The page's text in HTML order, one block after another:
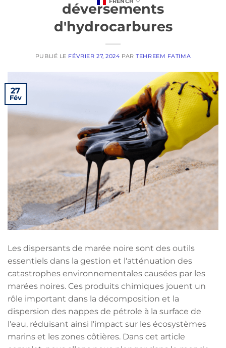
déversements
d'hydrocarbures
PUBLIÉ LE FÉVRIER 27, 2024 PARTEHREEM FATIMA
27
Fév
Les dispersants de marée noire sont des outils
essentiels dans la gestion et l'atténuation des
catastrophes environnementales causées par les
marées noires. Ces produits chimiques jouent un
rôle important dans la décomposition et la
dispersion des nappes de pétrole à la surface de
l'eau, réduisant ainsi l'impact sur les écosystèmes
marins et les zones côtières. Dans cet article